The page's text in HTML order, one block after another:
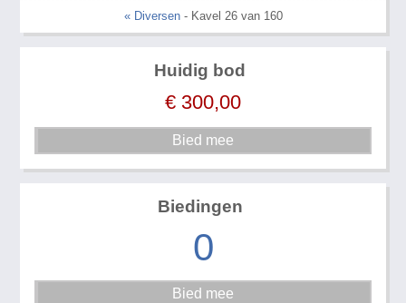
« Diversen- Kavel 26 van 160
Huidig bod
€ 300,00
Biedingen
0